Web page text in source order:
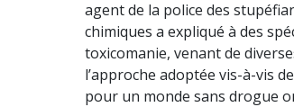
agent de la police des
chimiques a expliqué à des
toxicomanie, venant de
l’approche adoptée vis-à-vis
pour un monde sans drogue